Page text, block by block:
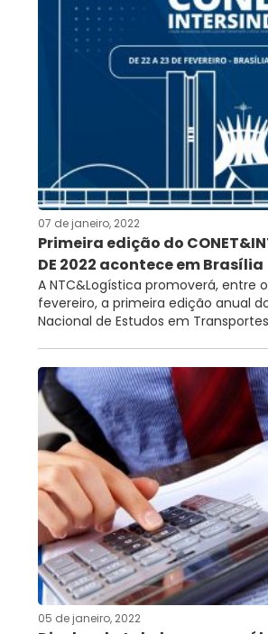
07 de janeiro, 2022
Primeira edição do
DE 2022 acontece em Brasília
A NTC&Logística promoverá, entre
fevereiro, a primeira edição anual
Nacional de Estudos em
05 de janeiro, 2022